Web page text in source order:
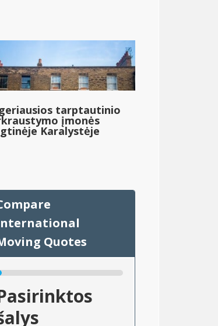
tarptautinio
įmonės
Karalystėje